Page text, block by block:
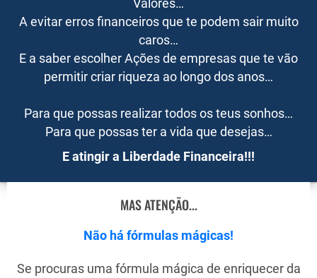
Valores…
A evitar erros financeiros que te podem sair muito
caros…
E a saber escolher Ações de empresas que te vão
permitir criar riqueza ao longo dos anos…
Para que possas realizar todos os teus sonhos…
Para que possas ter a vida que desejas…
E atingir a Liberdade Financeira!!!
MAS ATENÇÃO...
Não há fórmulas mágicas!
Se procuras uma fórmula mágica de enriquecer da